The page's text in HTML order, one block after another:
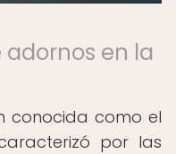
adornos en la
conocida como el
por las